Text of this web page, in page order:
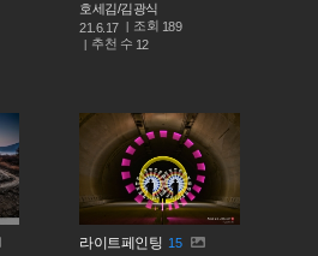
호세김/김광식
21.6.17
조회 189
추천 수 12
라이트페인팅 15